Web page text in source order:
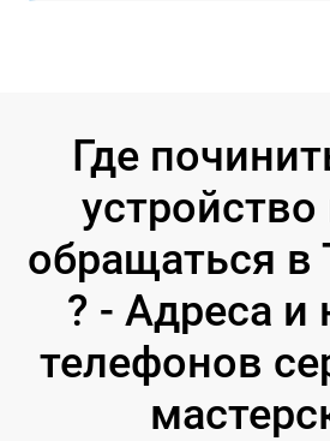
Где
устройство
обращаться в
? - Адреса и
телефонов